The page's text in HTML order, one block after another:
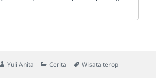
Author
Yuli Anita Categories
Cerita Tags
Wisata terop